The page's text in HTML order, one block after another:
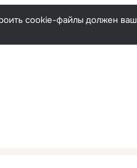
Русский
cookie-файлы должен ваш